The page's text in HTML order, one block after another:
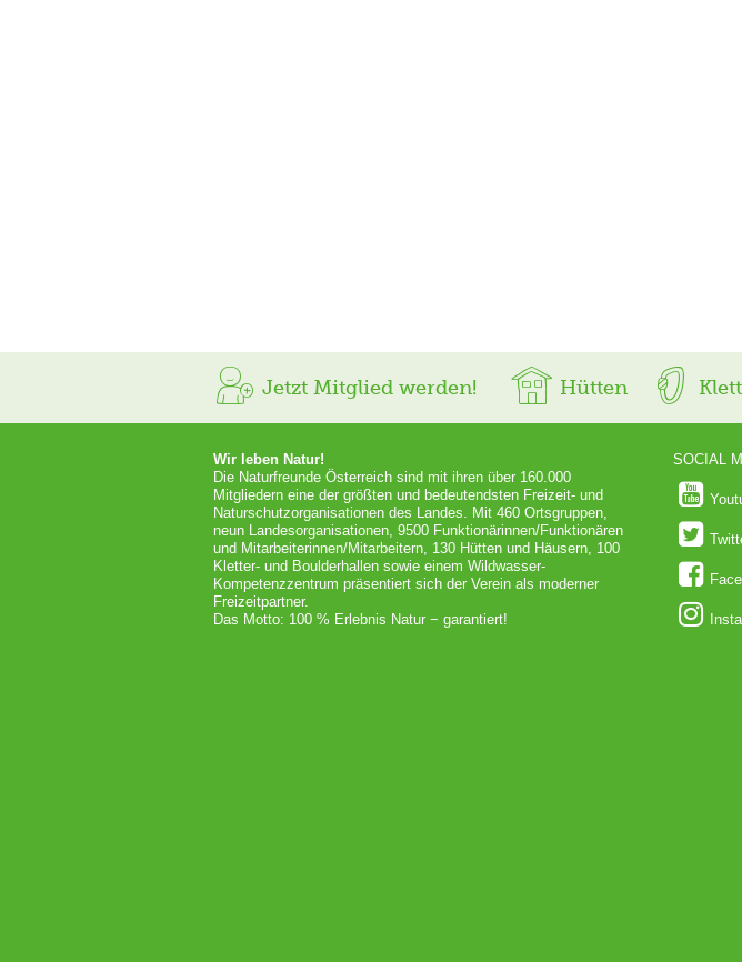
Jetzt Mitglied werden! Hütten
Wir leben Natur!
Die Naturfreunde Österreich sind mit ihren über 160.000
Mitgliedern eine der größten und bedeutendsten Freizeit- und
Naturschutzorganisationen des Landes. Mit 460 Ortsgruppen,
neun Landesorganisationen, 9500 Funktionärinnen/Funktionären
und Mitarbeiterinnen/Mitarbeitern, 130 Hütten und Häusern, 100
Kletter- und Boulderhallen sowie einem Wildwasser-
Kompetenzzentrum präsentiert sich der Verein als moderner
Freizeitpartner.
Das Motto: 100 % Erlebnis Natur − garantiert!
SOCIAL